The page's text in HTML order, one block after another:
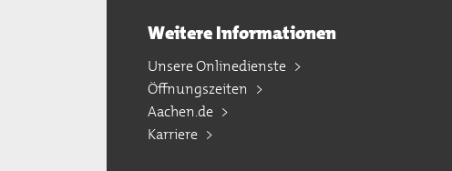
Weitere Informationen
Unsere Onlinedienste
Öffnungszeiten
Aachen.de
Karriere